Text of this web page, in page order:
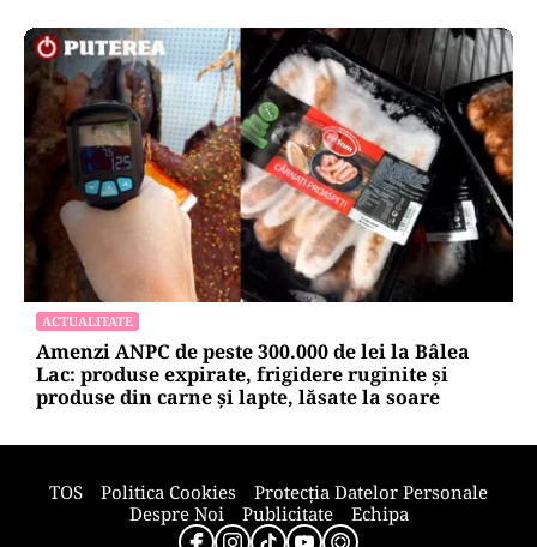
ACTUALITATE
Amenzi ANPC de peste 300.000 de lei la Bâlea
Lac: produse expirate, frigidere ruginite și
produse din carne și lapte, lăsate la soare
TOS Politica Cookies
Protecția Datelor Personale
Despre Noi
Publicitate Echipa